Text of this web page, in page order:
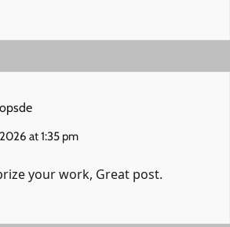
at 1:35 pm
your work, Great post.